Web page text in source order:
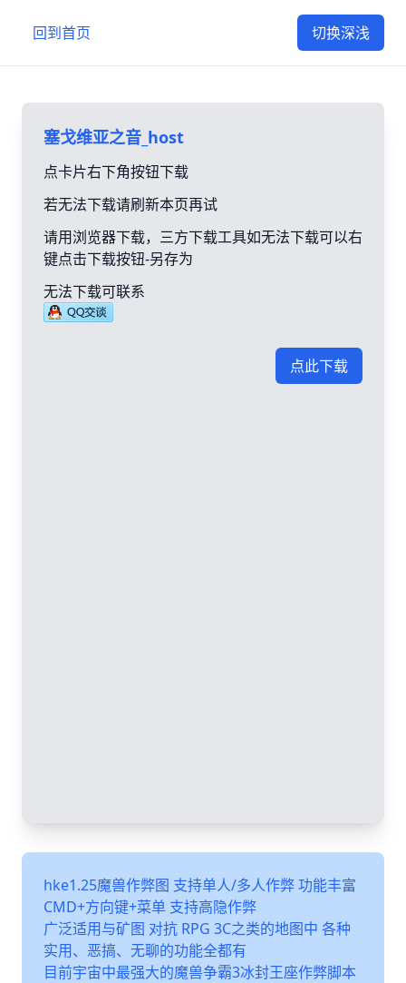
回到首页 切换深浅
塞戈维亚之音_host
点卡片右下角按钮下载
若无法下载请刷新本页再试
请用浏览器下载，三方下载工具如无法下载可以右
键点击下载按钮-另存为
无法下载可联系
点此下载
hke1.25魔兽作弊图 支持单人/多人作弊 功能丰富
CMD+方向键+菜单 支持高隐作弊
广泛适用与矿图 对抗 RPG 3C之类的地图中 各种
实用、恶搞、无聊的功能全都有
目前宇宙中最强大的魔兽争霸3冰封王座作弊脚本